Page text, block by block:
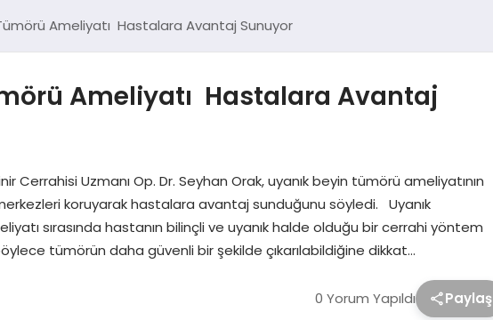
Ameliyatı Hastalara Avantaj Sunuyor
Ameliyatı Hastalara Avantaj
Cerrahisi Uzmanı Op. Dr. Seyhan Orak, uyanık beyin tümörü ameliyatının
koruyarak hastalara avantaj sunduğunu söyledi. Uyanık
sırasında hastanın bilinçli ve uyanık halde olduğu bir cerrahi yöntem
tümörün daha güvenli bir şekilde çıkarılabildiğine dikkat…
0 Yorum Yapıldı Paylaş